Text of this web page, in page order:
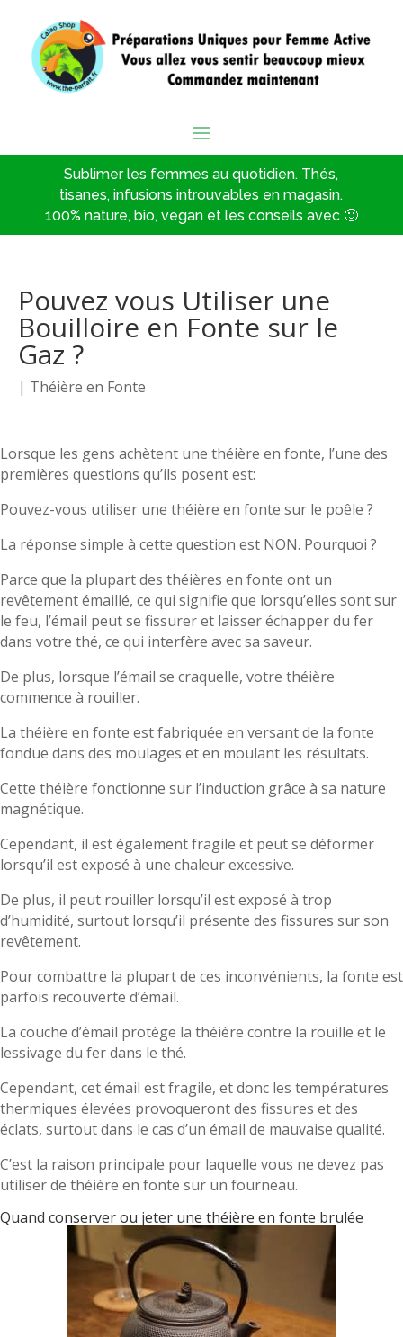
Sublimer les femmes au quotidien. Thés,
tisanes, infusions introuvables en magasin.
100% nature, bio, vegan et les conseils avec 🙂
Pouvez vous Utiliser une
Bouilloire en Fonte sur le
Gaz ?
| Théière en Fonte
Lorsque les gens achètent une théière en fonte, l’une des
premières questions qu’ils posent est:
Pouvez-vous utiliser une théière en fonte sur le poêle ?
La réponse simple à cette question est NON. Pourquoi ?
Parce que la plupart des théières en fonte ont un
revêtement émaillé, ce qui signifie que lorsqu’elles sont sur
le feu, l’émail peut se fissurer et laisser échapper du fer
dans votre thé, ce qui interfère avec sa saveur.
De plus, lorsque l’émail se craquelle, votre théière
commence à rouiller.
La théière en fonte est fabriquée en versant de la fonte
fondue dans des moulages et en moulant les résultats.
Cette théière fonctionne sur l’induction grâce à sa nature
magnétique.
Cependant, il est également fragile et peut se déformer
lorsqu’il est exposé à une chaleur excessive.
De plus, il peut rouiller lorsqu’il est exposé à trop
d’humidité, surtout lorsqu’il présente des fissures sur son
revêtement.
Pour combattre la plupart de ces inconvénients, la fonte est
parfois recouverte d’émail.
La couche d’émail protège la théière contre la rouille et le
lessivage du fer dans le thé.
Cependant, cet émail est fragile, et donc les températures
thermiques élevées provoqueront des fissures et des
éclats, surtout dans le cas d’un émail de mauvaise qualité.
C’est la raison principale pour laquelle vous ne devez pas
utiliser de théière en fonte sur un fourneau.
Quand conserver ou jeter une théière en fonte brulée